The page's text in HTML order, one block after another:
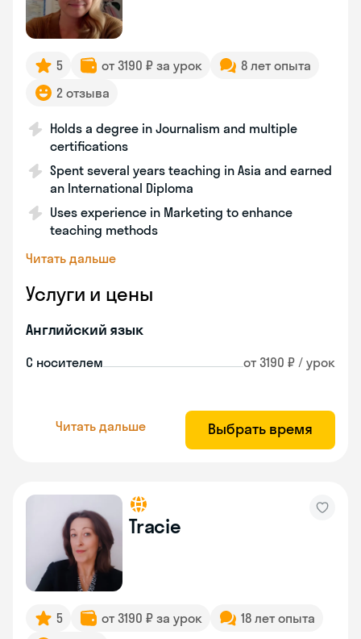
5 от 3190 ₽ за урок
8 лет опыта
2 отзыва
Holds a degree in Journalism and multiple
certifications
Spent several years teaching in Asia and earned
an International Diploma
Uses experience in Marketing to enhance
teaching methods
Читать дальше
Услуги и цены
Английский язык
С носителем от 3190 ₽ / урок
Читать дальше Выбрать время
Tracie
5 от 3190 ₽ за урок
18 лет опыта